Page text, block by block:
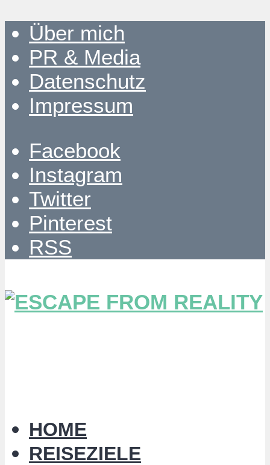
Über mich
PR & Media
Datenschutz
Impressum
Facebook
Instagram
Twitter
Pinterest
RSS
HOME
REISEZIELE